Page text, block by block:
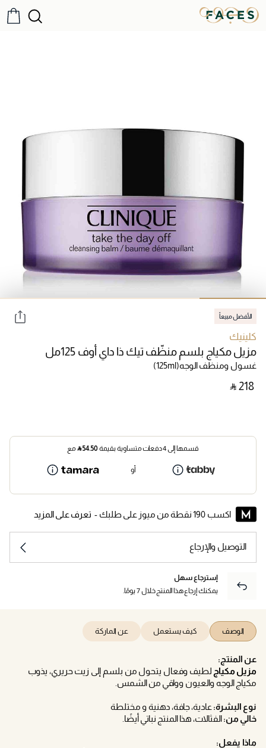
الأفضل مبيعاً
كلينيك
مزيل مكياج بلسم منظّف تيك ذا داي أوف 125مل
غسول ومنظف الوجه(125ml)
‎ ⃁ ⁦218⁩ ‎
قسمها إلى 4 دفعات متساوية بقيمة 54.50
⃁ مع
أو
اكسب 190 نقطة من ميوز على طلبك - تعرف على المزيد
التوصيل والإرجاع
إسترجاع سهل
يمكنك إرجاع هذا المنتج خلال 7 يومًا.
الوصف كيف يستعمل عن الماركة
عن المنتج:
مزيل مكياج لطيف وفعال يتحول من بلسم إلى زيت حريري، يذوب
مكياج الوجه والعيون وواقي من الشمس.
نوع البشرة: عادية، جافة، دهنية و مختلطة
خالي من:الفثالات، هذا المنتج نباتي أيضًا.
ماذا يفعل: